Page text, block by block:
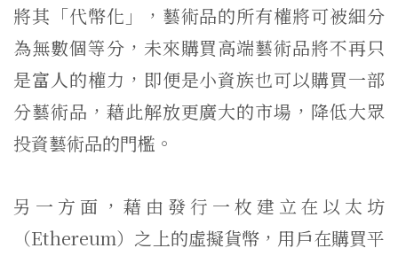
將其「代幣化」，藝術品的所有權將可被細分
為無數個等分，未來購買高端藝術品將不再只
是富人的權力，即便是小資族也可以購買一部
分藝術品，藉此解放更廣大的市場，降低大眾
投資藝術品的門檻。
另一方面，藉由發行一枚建立在以太坊
（Ethereum）之上的虛擬貨幣，用戶在購買平